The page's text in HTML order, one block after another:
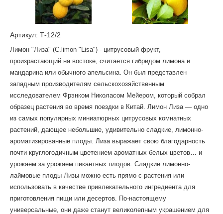
Артикул: Т-12/2
Лимон "Лиза" (C.limon "Lisa") - цитрусовый фрукт,
произрастающий на востоке, считается гибридом лимона и
мандарина или обычного апельсина. Он был представлен
западным производителям сельскохозяйственным
исследователем Фрэнком Николасом Мейером, который собрал
образец растения во время поездки в Китай. Лимон Лиза — одно
из самых популярных миниатюрных цитрусовых комнатных
растений, дающее небольшие, удивительно сладкие, лимонно-
ароматизированные плоды. Лиза выражает свою благодарность
почти круглогодичным цветением ароматных белых цветов… и
урожаем за урожаем пикантных плодов. Сладкие лимонно-
лаймовые плоды Лизы можно есть прямо с растения или
использовать в качестве привлекательного ингредиента для
приготовления пищи или десертов. По-настоящему
универсальные, они даже станут великолепным украшением для